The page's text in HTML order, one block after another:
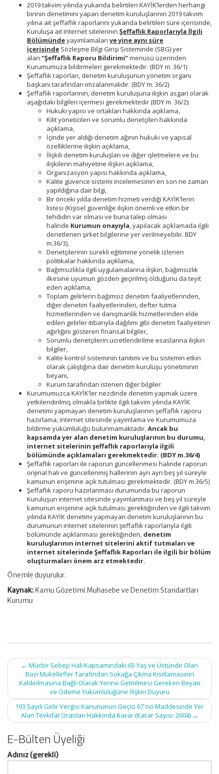
2019 takvim yılında yukarıda belirtilen KAYİK’lerden herhangi
birinin denetimini yapan denetim kuruluşlarının 2019 takvim
yılına ait şeffaflık raporlarını yukarıda belirtilen süre içerisinde,
Kuruluşa ait internet sitelerinin Şeffaflık Raporlarıyla İlgili
Bölümündeyayımlamaları ve yine aynı süre
içerisinde Sözleşme Bilgi Girişi Sisteminde (SBG) yer
alan “Şeffaflık Raporu Bildirimi”menüsü üzerinden
Kurumumuza bildirmeleri gerekmektedir. (BDY m. 36/1)
Şeffaflık raporları, denetim kuruluşunun yönetim organı
başkanı tarafından imzalanmalıdır. (BDY m. 36/2)
Şeffaflık raporlarının, denetim kuruluşuna ilişkin asgari olarak
aşağıdaki bilgileri içermesi gerekmektedir (BDY m. 36/2):
Hukuki yapısı ve ortakları hakkında açıklama,
Kilit yöneticileri ve sorumlu denetçileri hakkında
açıklama,
İçinde yer aldığı denetim ağının hukuki ve yapısal
özelliklerine ilişkin açıklama,
İlişkili denetim kuruluşları ve diğer işletmelere ve bu
ilişkilerin mahiyetine ilişkin açıklama,
Organizasyon yapısı hakkında açıklama,
Kalite güvence sistemi incelemesinin en son ne zaman
yapıldığına dair bilgi,
Bir önceki yılda denetim hizmeti verdiği KAYİK’lerin
listesi (Kişisel güvenliğe ilişkin önemli ve etkin bir
tehdidin var olması ve buna talep olması
halinde Kurumun onayıyla, yapılacak açıklamada ilgili
denetlenen şirket bilgilerine yer verilmeyebilir. BDY
m.36/3),
Denetçilerinin sürekli eğitimine yönelik izlenen
politikalar hakkında açıklama,
Bağımsızlıkla ilgili uygulamalarına ilişkin, bağımsızlık
ilkesine uyumun gözden geçirilmiş olduğunu da teyit
eden açıklama,
Toplam gelirlerin bağımsız denetim faaliyetlerinden,
diğer denetim faaliyetlerinden, defter tutma
hizmetlerinden ve danışmanlık hizmetlerinden elde
edilen gelirler itibarıyla dağılımı gibi denetim faaliyetinin
ağırlığını gösteren finansal bilgiler,
Sorumlu denetçilerin ücretlendirilme esaslarına ilişkin
bilgiler,
Kalite kontrol sisteminin tanıtımı ve bu sistemin etkin
olarak çalıştığına dair denetim kuruluşu yönetiminin
beyanı,
Kurum tarafından istenen diğer bilgiler.
Kurumumuzca KAYİK’ler nezdinde denetim yapmak üzere
yetkilendirilmiş olmakla birlikte ilgili takvim yılında KAYİK
denetimi yapmayan denetim kuruluşlarının şeffaflık raporu
hazırlama, internet sitesinde yayımlama ve Kurumumuza
bildirme yükümlülüğü bulunmamaktadır. Ancak bu
kapsamda yer alan denetim kuruluşlarının bu durumu,
internet sitelerinin şeffaflık raporlarıyla ilgili
bölümünde açıklamaları gerekmektedir. (BDY m.36/4)
Şeffaflık raporları ile raporun güncellenmesi halinde raporun
orijinal hali ve güncellenmiş hallerinin ayrı ayrı beş yıl süreyle
kamunun erişimine açık tutulması gerekmektedir. (BDY m.36/5)
Şeffaflık raporu hazırlanması durumunda bu raporun
Kuruluşun internet sitesinde yayımlanması ve beş yıl süreyle
kamunun erişimine açık tutulması gerektiğinden ve ilgili takvim
yılında KAYİK denetimi yapmayan denetim kuruluşlarının bu
durumunun internet sitelerinin şeffaflık raporlarıyla ilgili
bölümünde açıklanması gerektiğinden, denetim
kuruluşlarının internet sitelerini aktif tutmaları ve
internet sitelerinde Şeffaflık Raporları ile ilgili bir bölüm
oluşturmaları önem arz etmektedir.
Önemle duyurulur.
Kaynak:Kamu Gözetimi Muhasebe ve Denetim Standartları
Kurumu
Post
navigation
← Mücbir Sebep Hali Kapsamındaki 65 Yaş ve Üstünde Olan
Bazı Mükellefler Tarafından Sokağa Çıkma Kısıtlamasının
Kaldırılmasına Bağlı Olarak Yerine Getirilmesi Gereken Beyan
ve Ödeme Yükümlülüğüne İlişkin Duyuru
193 Sayılı Gelir Vergisi Kanununun Geçici 67 nci Maddesinde Yer
Alan Tevkifat Oranları Hakkında Karar (Karar Sayısı: 2604) →
E-Bülten Üyeliği
Adınız (gerekli)